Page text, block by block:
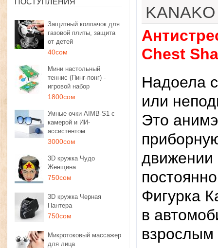
ПОСТУПЛЕНИЯ
Защитный колпачок для
газовой плиты, защита
от детей
40сом
Мини настольный
теннис (Пинг-понг) -
игровой набор
1800сом
Умные очки AIMB-S1 с
камерой и ИИ-
ассистентом
3000сом
3D кружка Чудо
Женщина
750сом
3D кружка Черная
Пантера
750сом
Микротоковый массажер
для лица
Chest
Надоела
или
Это
движении
Фигурка
в